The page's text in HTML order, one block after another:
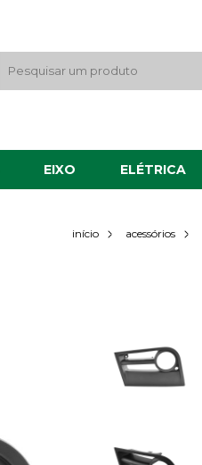
EIXO ELÉTRICA
início acessórios